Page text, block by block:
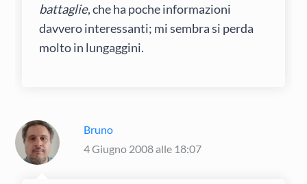
battaglie, che ha poche informazioni
davvero interessanti; mi sembra si perda
molto in lungaggini.
Bruno
4 Giugno 2008 alle 18:07